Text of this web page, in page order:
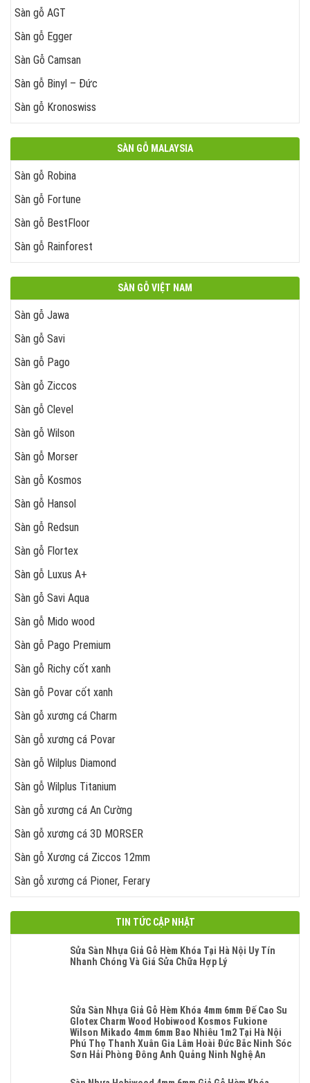
Sàn gỗ AGT
Sàn gỗ Egger
Sàn Gỗ Camsan
Sàn gỗ Binyl – Đức
Sàn gỗ Kronoswiss
SÀN GỖ MALAYSIA
Sàn gỗ Robina
Sàn gỗ Fortune
Sàn gỗ BestFloor
Sàn gỗ Rainforest
SÀN GỖ VIỆT NAM
Sàn gỗ Jawa
Sàn gỗ Savi
Sàn gỗ Pago
Sàn gỗ Ziccos
Sàn gỗ Clevel
Sàn gỗ Wilson
Sàn gỗ Morser
Sàn gỗ Kosmos
Sàn gỗ Hansol
Sàn gỗ Redsun
Sàn gỗ Flortex
Sàn gỗ Luxus A+
Sàn gỗ Savi Aqua
Sàn gỗ Mido wood
Sàn gỗ Pago Premium
Sàn gỗ Richy cốt xanh
Sàn gỗ Povar cốt xanh
Sàn gỗ xương cá Charm
Sàn gỗ xương cá Povar
Sàn gỗ Wilplus Diamond
Sàn gỗ Wilplus Titanium
Sàn gỗ xương cá An Cường
Sàn gỗ xương cá 3D MORSER
Sàn gỗ Xương cá Ziccos 12mm
Sàn gỗ xương cá Pioner, Ferary
TIN TỨC CẬP NHẬT
Sửa Sàn Nhựa Giả Gỗ Hèm Khóa Tại Hà Nội Uy Tín
Nhanh Chóng Và Giá Sửa Chữa Hợp Lý
Luận
Ở
Sửa
Sàn
Nhựa
Sửa Sàn Nhựa Giả Gỗ Hèm Khóa 4mm 6mm Đế Cao Su
Glotex Charm Wood Hobiwood Kosmos Fukione
Wilson Mikado 4mm 6mm Bao Nhiêu 1m2 Tại Hà Nội
Phú Thọ Thanh Xuân Gia Lâm Hoài Đức Bắc Ninh Sóc
Sơn Hải Phòng Đông Anh Quảng Ninh Nghệ An
Có